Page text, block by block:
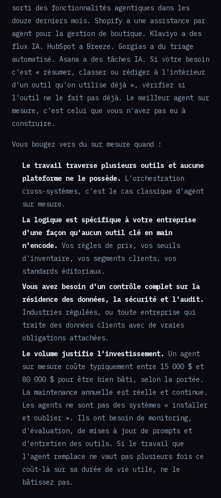
sorti des fonctionnalités agentiques dans les
douze derniers mois. Shopify a une assistance par
agent pour la gestion de boutique. Klaviyo a des
flux IA. HubSpot a Breeze. Gorgias a du triage
automatisé. Asana a des tâches IA. Si votre besoin
c'est « résumer, classer ou rédiger à l'intérieur
d'un outil qu'on utilise déjà », vérifiez si
l'outil ne le fait pas déjà. Le meilleur agent sur
mesure, c'est celui que vous n'avez pas eu à
construire.
Vous bougez vers du sur mesure quand :
Le travail traverse plusieurs outils et aucune
plateforme ne le possède.
L'orchestration
cross-systèmes, c'est le cas classique d'agent
sur mesure.
La logique est spécifique à votre entreprise
d'une façon qu'aucun outil clé en main
n'encode. Vos règles de prix, vos seuils
d'inventaire, vos segments clients, vos
standards éditoriaux.
Vous avez besoin d'un contrôle complet sur la
résidence des données, la sécurité et l'audit.
Industries régulées, ou toute entreprise qui
traite des données clients avec de vraies
obligations attachées.
Le volume justifie l'investissement. Un agent
sur mesure coûte typiquement entre 15 000 $ et
80 000 $ pour être bien bâti, selon la portée.
La maintenance annuelle est réelle et continue.
Les agents ne sont pas des systèmes « installer
et oublier ». Ils ont besoin de monitoring,
d'évaluation, de mises à jour de prompts et
d'entretien des outils. Si le travail que
l'agent remplace ne vaut pas plusieurs fois ce
coût-là sur sa durée de vie utile, ne le
bâtissez pas.